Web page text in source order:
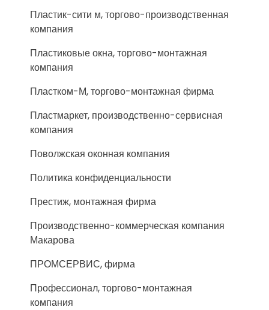
Пластик-сити м, торгово-производственная
компания
Пластиковые окна, торгово-монтажная
компания
Пластком-М, торгово-монтажная фирма
Пластмаркет, производственно-сервисная
компания
Поволжская оконная компания
Политика конфиденциальности
Престиж, монтажная фирма
Производственно-коммерческая компания
Макарова
ПРОМСЕРВИС, фирма
Профессионал, торгово-монтажная
компания